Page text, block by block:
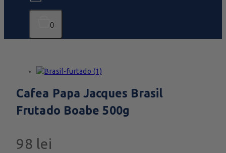
0
Cafea Papa Jacques Brasil
Frutado Boabe 500g
98 lei